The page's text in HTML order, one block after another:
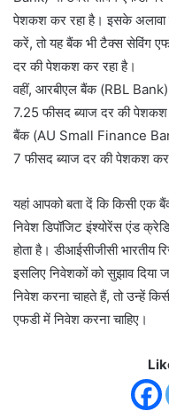
पेशकश कर रहा है। इसके
करें, तो यह बैंक भी टैक्स सेविंग
दर की पेशकश कर रहा है।
वहीं, आरबीएल बैंक (RBL
7.25 फीसद ब्याज दर की
बैंक (AU Small Finance
7 फीसद ब्याज दर की पेशकश कर
यहां आपको बता दें कि किसी एक
निवेश डिपॉजिट इंश्योरेंस एंड
होता है। डीआईसीजीसी भारतीय
इसलिए निवेशकों को सुझाव दिया
निवेश करना चाहते हैं, तो उन्हें
एफडी में निवेश करना चाहिए।